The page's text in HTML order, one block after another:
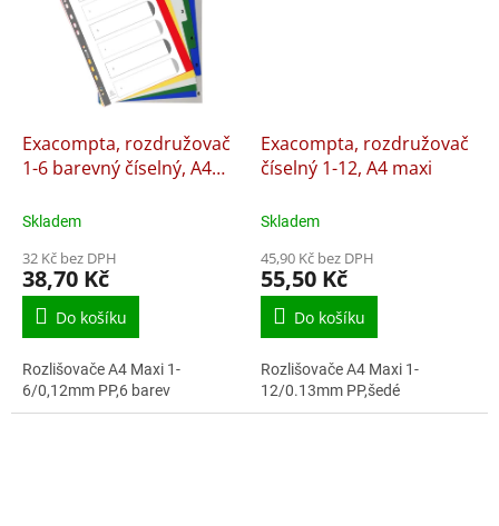
Exacompta, rozdružovač
1-6 barevný číselný, A4
Skladem
32 Kč bez DPH
38,70 Kč
Do košíku
Rozlišovače A4 Maxi 1-
6/0,12mm PP,6 barev
Exacompta, rozdružovač
číselný 1-12, A4 maxi
Skladem
45,90 Kč bez DPH
55,50 Kč
Do košíku
Rozlišovače A4 Maxi 1-
12/0.13mm PP,šedé